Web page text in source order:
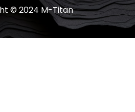
© 2024 M-Titan